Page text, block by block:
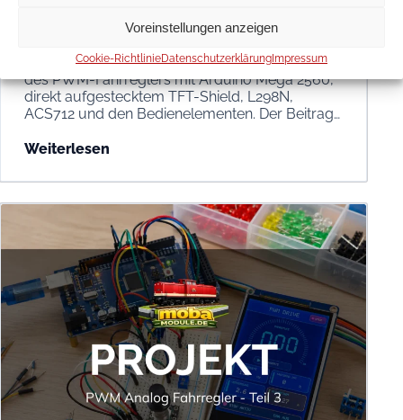
Voreinstellungen anzeigen
Cookie-RichtlinieDatenschutzerklärung Impressum
Verdrahtung
Teil 4 dokumentiert den realen Versuchsaufbau
des PWM-Fahrreglers mit Arduino Mega 2560,
direkt aufgestecktem TFT-Shield, L298N,
ACS712 und den Bedienelementen. Der Beitrag…
Weiterlesen